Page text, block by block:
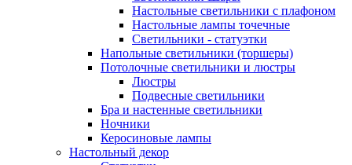
Настольные светильники с плафоном
Настольные лампы точечные
Светильники - статуэтки
Напольные светильники (торшеры)
Потолочные светильники и люстры
Люстры
Подвесные светильники
Бра и настенные светильники
Ночники
Керосиновые лампы
Настольный декор